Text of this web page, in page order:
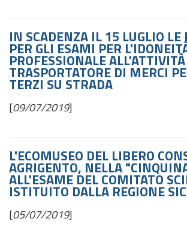
IN SCADENZA IL 15 LUGLIO
PER GLI ESAMI PER
PROFESSIONALE
TRASPORTATORE DI MERCI
TERZI SU STRADA
[09/07/2019]
L'ECOMUSEO DEL LIBERO
AGRIGENTO, NELLA
ALL'ESAME DEL COMITATO
ISTITUITO DALLA REGIONE
[05/07/2019]